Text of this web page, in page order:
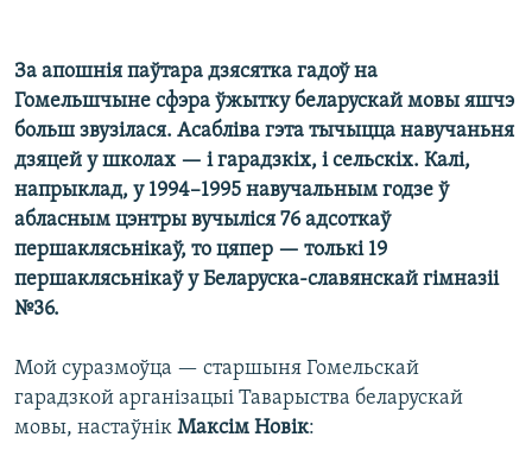
За апошнія паўтара дзясятка гадоў на
Гомельшчыне сфэра ўжытку беларускай мовы яшчэ
больш звузілася. Асабліва гэта тычыцца навучаньня
дзяцей у школах — і гарадзкіх, і сельскіх. Калі,
напрыклад, у 1994–1995 навучальным годзе ў
абласным цэнтры вучыліся 76 адсоткаў
першаклясьнікаў, то цяпер — толькі 19
першаклясьнікаў у Беларуска-славянскай гімназіі
№36.
Мой суразмоўца — старшыня Гомельскай
гарадзкой арганізацыі Таварыства беларускай
мовы, настаўнік Максім Новік: